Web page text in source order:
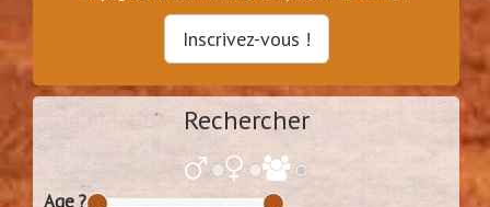
Inscrivez-vous !
Rechercher
Age ?